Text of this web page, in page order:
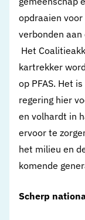
opdraaien voor
verbonden aan
Het
kartrekker
op PFAS. Het
regering hier
en volhardt in
ervoor te
het milieu en
komende
Scherp